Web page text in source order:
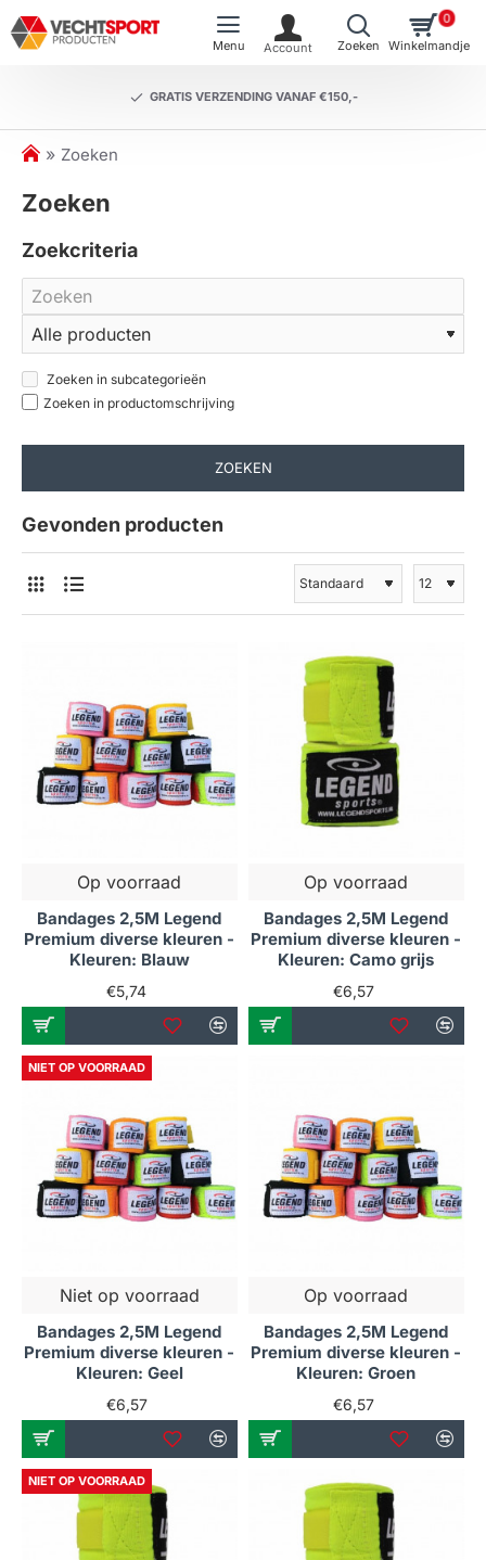
GRATIS VERZENDING VANAF €150,-
0
h
m
Zoeken
Zoeken
Zoekcriteria
Zoeken in subcategorieën
Zoeken in productomschrijving
ZOEKEN
Gevonden producten
Op voorraad
Bandages 2,5M Legend
Premium diverse kleuren -
Kleuren: Blauw
€5,74
Op voorraad
Bandages 2,5M Legend
Premium diverse kleuren -
Kleuren: Camo grijs
€6,57
NIET OP VOORRAAD
Niet op voorraad
Bandages 2,5M Legend
Premium diverse kleuren -
Kleuren: Geel
€6,57
Op voorraad
Bandages 2,5M Legend
Premium diverse kleuren -
Kleuren: Groen
€6,57
NIET OP VOORRAAD